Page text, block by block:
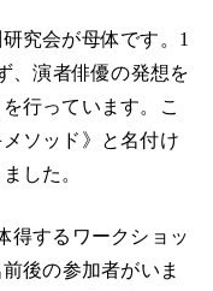
究会が母体です。1
、演者俳優の発想を
行っています。こ
ソッド》と名付け
した。
得するワークショッ
後の参加者がいま